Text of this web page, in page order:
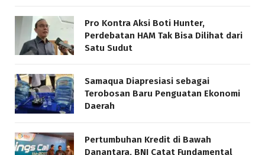
Pro Kontra Aksi Boti Hunter,
Perdebatan HAM Tak Bisa Dilihat dari
Satu Sudut
Samaqua Diapresiasi sebagai
Terobosan Baru Penguatan Ekonomi
Daerah
Pertumbuhan Kredit di Bawah
Danantara, BNI Catat Fundamental